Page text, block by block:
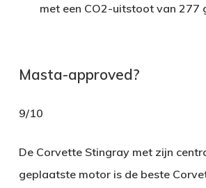
met een CO2-uitstoot van 277
Masta-approved?
9/10
De Corvette Stingray met zijn
geplaatste motor is de beste